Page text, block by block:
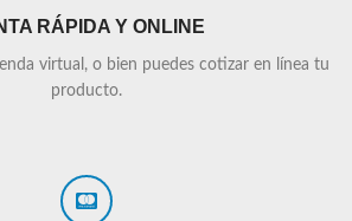
RÁPIDA Y ONLINE
virtual, o bien puedes cotizar en línea tu
producto.